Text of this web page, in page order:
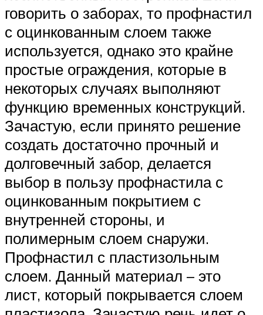
говорить о заборах, то профнастил
с оцинкованным слоем также
используется, однако это крайне
простые ограждения, которые в
некоторых случаях выполняют
функцию временных конструкций.
Зачастую, если принято решение
создать достаточно прочный и
долговечный забор, делается
выбор в пользу профнастила с
оцинкованным покрытием с
внутренней стороны, и
полимерным слоем снаружи.
Профнастил с пластизольным
слоем. Данный материал – это
лист, который покрывается слоем